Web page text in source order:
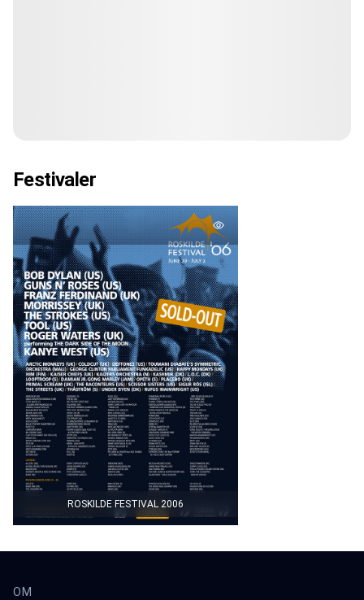
Festivaler
ROSKILDE FESTIVAL 2006
OM